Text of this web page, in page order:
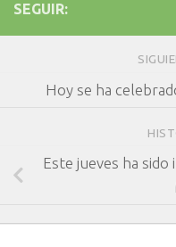
SEGUIR:
Hoy se ha
Este jueves ha